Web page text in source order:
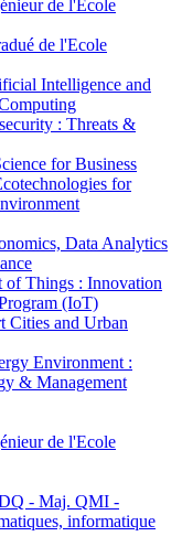
de l'Ecole
de l'Ecole
Intelligence and
: Threats &
for Business
for
Data Analytics
Things : Innovation
(IoT)
Cities and Urban
Environment :
& Management
de l'Ecole
- Maj. QMI -
informatique